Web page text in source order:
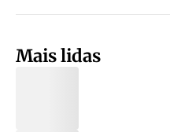
Mais lidas